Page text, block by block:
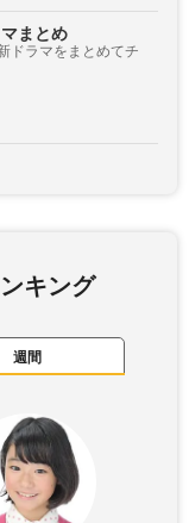
まとめ
ドラマをまとめてチ
キング
週間